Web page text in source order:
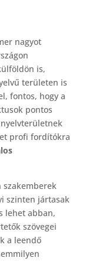
nagyot
is,
területen is
fontos, hogy a
pontos
profi fordítókra
szinten jártasak
lehet abban,
szövegei
a leendő